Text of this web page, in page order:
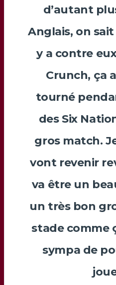
d’autant
Anglais, on
y a contre
Crunch, ça
tourné
des Six
gros match.
vont revenir
va être un
un très bon
stade comme
sympa de